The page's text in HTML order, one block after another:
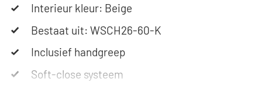
Interieur kleur: Beige
Bestaat uit: WSCH26-60-K
Inclusief handgreep
Soft-close systeem